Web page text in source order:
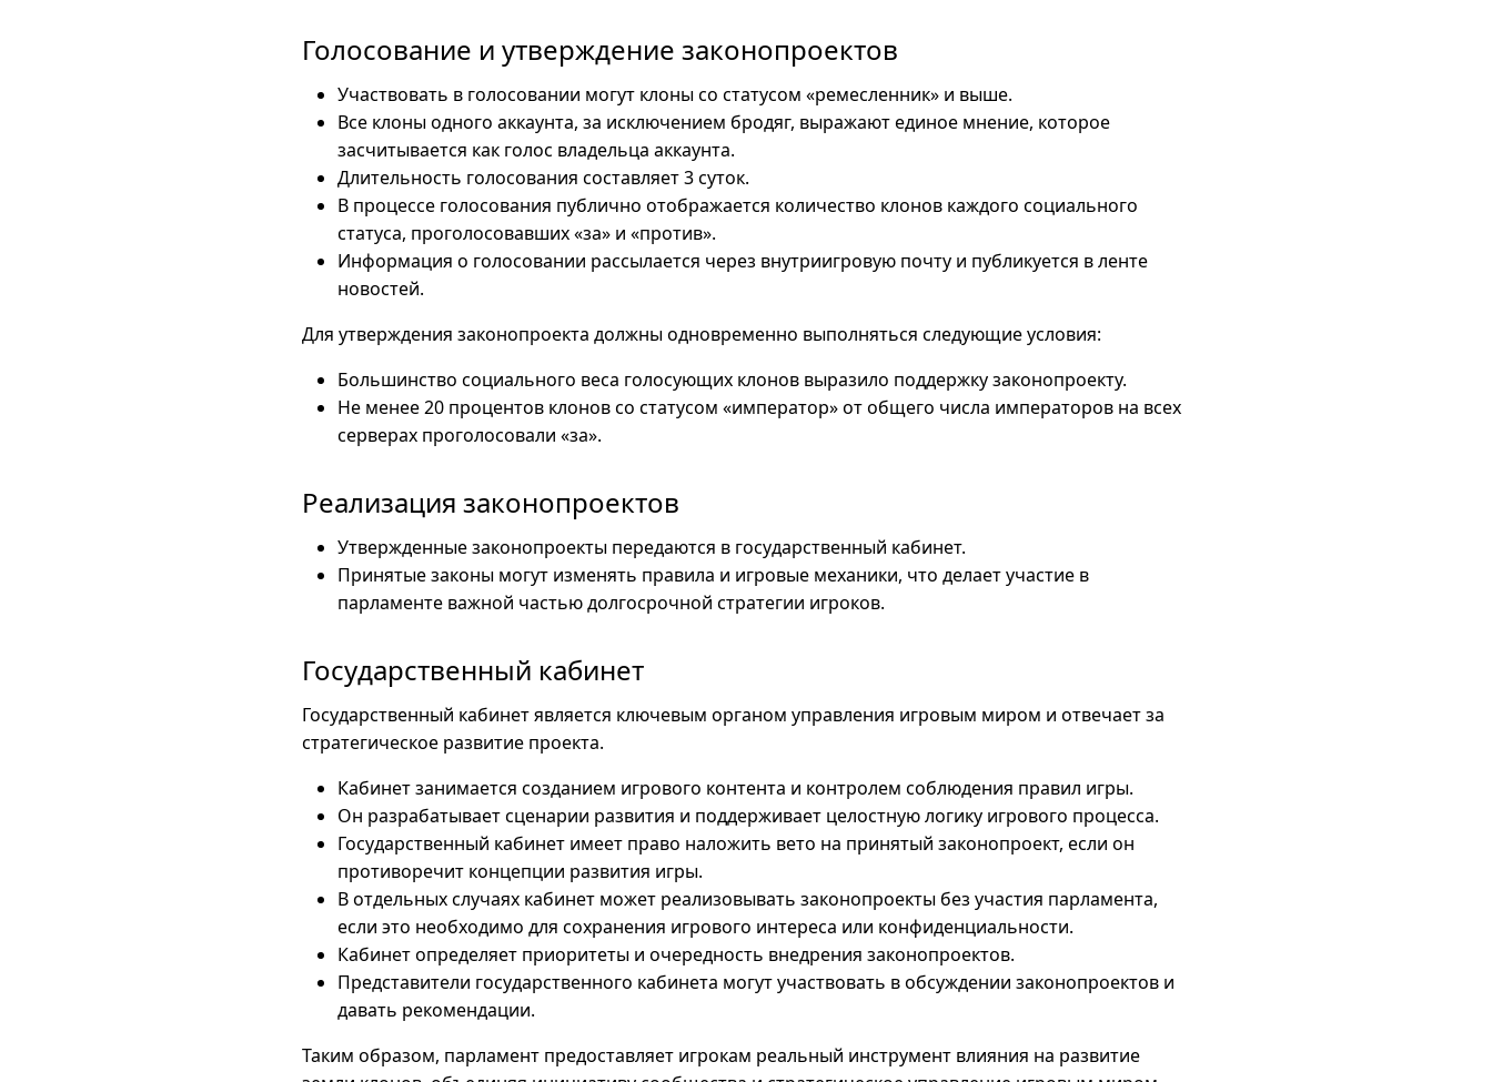
Голосование и утверждение законопроектов
Участвовать в голосовании могут клоны со статусом «ремесленник» и выше.
Все клоны одного аккаунта, за исключением бродяг, выражают единое мнение, которое
засчитывается как голос владельца аккаунта.
Длительность голосования составляет 3 суток.
В процессе голосования публично отображается количество клонов каждого социального
статуса, проголосовавших «за» и «против».
Информация о голосовании рассылается через внутриигровую почту и публикуется в ленте
новостей.
Для утверждения законопроекта должны одновременно выполняться следующие условия:
Большинство социального веса голосующих клонов выразило поддержку законопроекту.
Не менее 20 процентов клонов со статусом «император» от общего числа императоров на всех
серверах проголосовали «за».
Реализация законопроектов
Утвержденные законопроекты передаются в государственный кабинет.
Принятые законы могут изменять правила и игровые механики, что делает участие в
парламенте важной частью долгосрочной стратегии игроков.
Государственный кабинет
Государственный кабинет является ключевым органом управления игровым миром и отвечает за
стратегическое развитие проекта.
Кабинет занимается созданием игрового контента и контролем соблюдения правил игры.
Он разрабатывает сценарии развития и поддерживает целостную логику игрового процесса.
Государственный кабинет имеет право наложить вето на принятый законопроект, если он
противоречит концепции развития игры.
В отдельных случаях кабинет может реализовывать законопроекты без участия парламента,
если это необходимо для сохранения игрового интереса или конфиденциальности.
Кабинет определяет приоритеты и очередность внедрения законопроектов.
Представители государственного кабинета могут участвовать в обсуждении законопроектов и
давать рекомендации.
Таким образом, парламент предоставляет игрокам реальный инструмент влияния на развитие